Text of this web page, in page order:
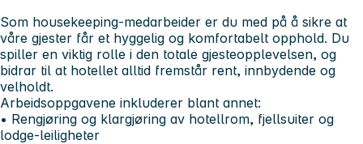
Som housekeeping-medarbeider er du med på å sikre at
våre gjester får et hyggelig og komfortabelt opphold. Du
spiller en viktig rolle i den totale gjesteopplevelsen, og
bidrar til at hotellet alltid fremstår rent, innbydende og
velholdt.
Arbeidsoppgavene inkluderer blant annet:
• Rengjøring og klargjøring av hotellrom, fjellsuiter og
lodge-leiligheter